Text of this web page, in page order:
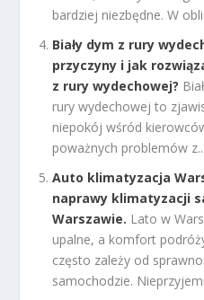
bardziej niezbędne. W
Biały dym z rury
przyczyny i jak
z rury wydechowej?
rury wydechowej to
niepokój wśród
poważnych problemów z...
Auto klimatyzacja
naprawy klimatyzacji
Warszawie. Lato w
upalne, a komfort
często zależy od
samochodzie.